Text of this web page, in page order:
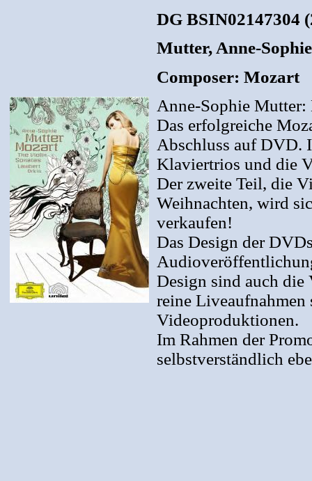
DG BSIN02147304
Mutter, Anne-
Composer: Mozart
Anne-Sophie
Das erfolgreiche
Abschluss auf DVD.
Klaviertrios und die
Der zweite Teil, die
Weihnachten, wird
verkaufen!
Das Design der
Design sind auch die
reine
Videoproduktionen.
Im Rahmen der
selbstverständlich